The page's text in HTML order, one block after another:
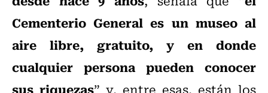
Cementerio General es un museo al
aire libre, gratuito, y en donde
cualquier persona pueden conocer
sus riquezas” y, entre esas, están los